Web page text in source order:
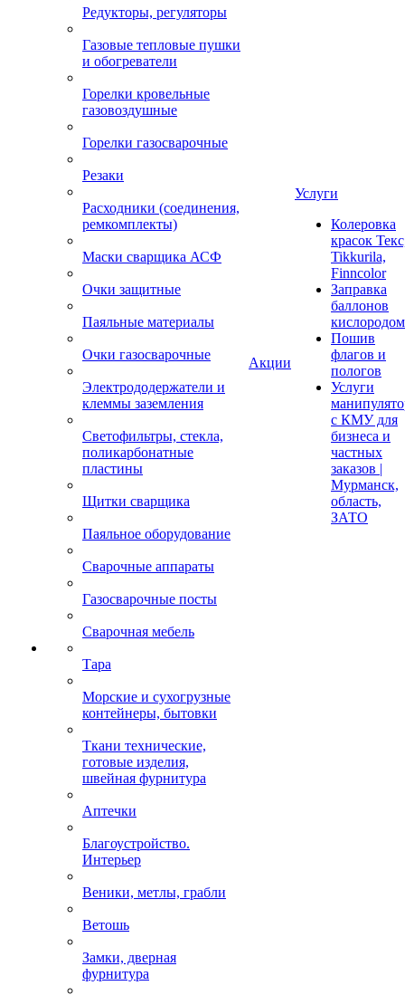
Редукторы, регуляторы
Газовые тепловые пушки
и обогреватели
Горелки кровельные
газовоздушные
Горелки газосварочные
Резаки
Расходники (соединения,
ремкомплекты)
Маски сварщика АСФ
Очки защитные
Паяльные материалы
Очки газосварочные
Электрододержатели и
клеммы заземления
Светофильтры, стекла,
поликарбонатные
пластины
Щитки сварщика
Паяльное оборудование
Сварочные аппараты
Газосварочные посты
Сварочная мебель
Тара
Морские и сухогрузные
контейнеры, бытовки
Ткани технические,
готовые изделия,
швейная фурнитура
Аптечки
Благоустройство.
Интерьер
Веники, метлы, грабли
Ветошь
Замки, дверная
фурнитура
Акции
Услуги
Колеровка
красок
Tikkurila,
Finncolor
Заправка
баллонов
кислородом
Пошив
флагов и
пологов
Услуги
с КМУ для
бизнеса и
частных
заказов |
Мурманск,
область,
ЗАТО